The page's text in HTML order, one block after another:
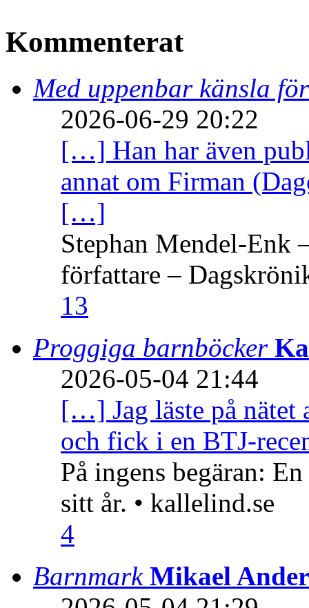
Kommenterat
Med uppenbar känsla
2026-06-29 20:22
[…] Han har även
annat om Firman
[…]
Stephan Mendel-Enk
författare –
13
Proggiga barnböcker
2026-05-04 21:44
[…] Jag läste på nätet
och fick i en BTJ-
På ingens begäran:
sitt år. • kallelind.se
4
Barnmark Mikael